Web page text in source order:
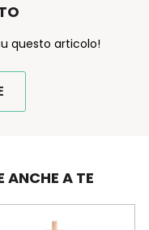
questo articolo!
ANCHE A TE